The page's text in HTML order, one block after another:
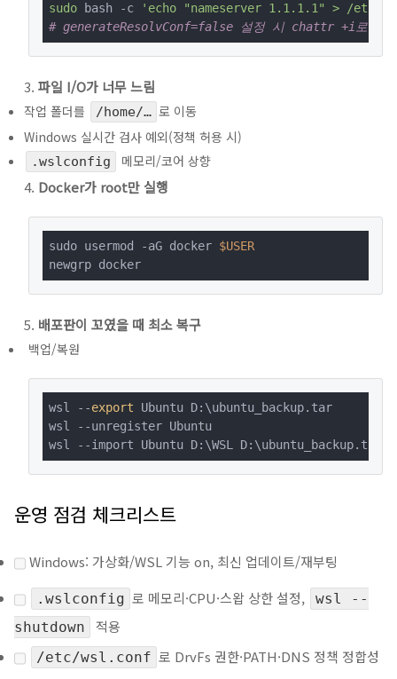
sudo bash -c
'echo "nameserver 1.1.1.1" > /etc/
# generateResolvConf=false 설정 시 chattr +i로 고
파일 I/O가 너무 느림
작업 폴더를 /home/… 로 이동
Windows 실시간 검사 예외(정책 허용 시)
.wslconfig 메모리/코어 상향
Docker가 root만 실행
sudo usermod -aG docker $USER
newgrp docker
배포판이 꼬였을 때 최소 복구
백업/복원
wsl --export Ubuntu D:\ubuntu_backup.tar
wsl --unregister Ubuntu
wsl --import Ubuntu D:\WSL D:\ubuntu_backup.tar
운영 점검 체크리스트
Windows: 가상화/WSL 기능 on, 최신 업데이트/재부팅
.wslconfig 로 메모리·CPU·스왑 상한 설정,
wsl --
shutdown
적용
/etc/wsl.conf 로 DrvFs 권한·PATH·DNS 정책 정합성